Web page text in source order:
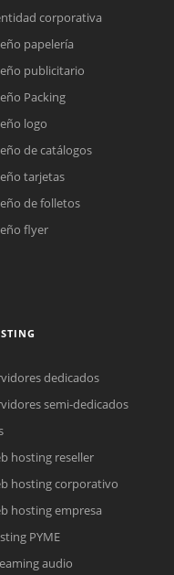
online.
línea. Complete el formulario
corporativa
papelería
publicitario
Packing
logo
de catálogos
tarjetas
de folletos
flyer
dedicados
semi-dedicados
hosting reseller
hosting corporativo
hosting empresa
PYME
audio